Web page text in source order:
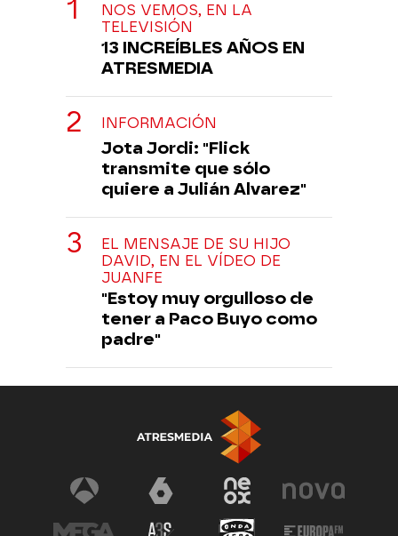
NOS VEMOS, EN LA
TELEVISIÓN
13 INCREÍBLES AÑOS EN
ATRESMEDIA
INFORMACIÓN
Jota Jordi: "Flick
transmite que sólo
quiere a Julián Alvarez"
EL MENSAJE DE SU HIJO
DAVID, EN EL VÍDEO DE
JUANFE
"Estoy muy orgulloso de
tener a Paco Buyo como
padre"